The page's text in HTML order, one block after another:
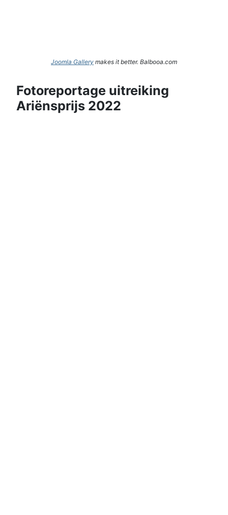
Joomla Gallery makes it better. Balbooa.com
Fotoreportage uitreiking
Ariënsprijs 2022